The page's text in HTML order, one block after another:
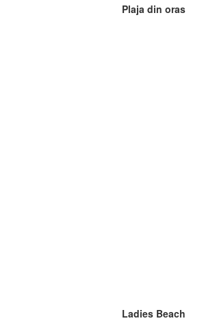
Plaja din oras
Ladies Beach